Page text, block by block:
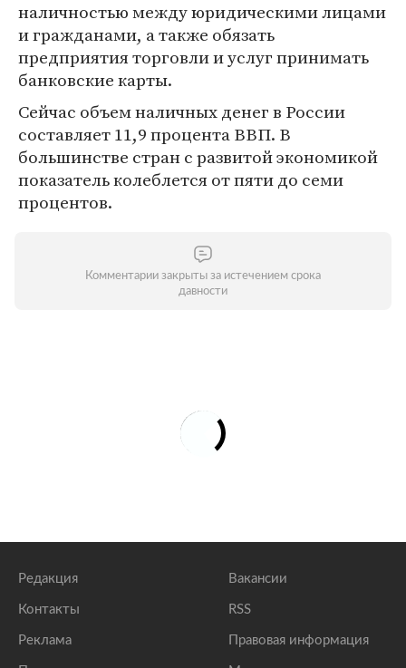
наличностью между юридическими лицами
и гражданами, а также обязать
предприятия торговли и услуг принимать
банковские карты.
Сейчас объем наличных денег в России
составляет 11,9 процента ВВП. В
большинстве стран с развитой экономикой
показатель колеблется от пяти до семи
процентов.
Комментарии закрыты за истечением срока
давности
Редакция
Контакты
Реклама
Вакансии
RSS
Правовая информация